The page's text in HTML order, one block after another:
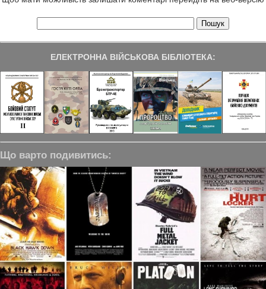
ЕЛЕКТРОННА ВІЙСЬКОВА БІБЛІОТЕКА:
Що варто подивитись: